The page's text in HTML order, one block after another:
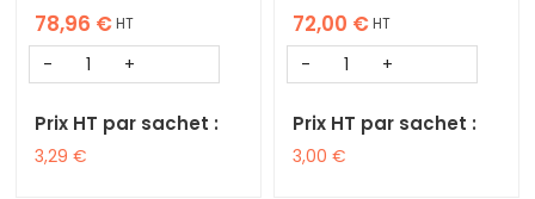
78,96 €HT
Prix HT par sachet :
3,29 €
72,00 €HT
Prix HT par sachet :
3,00 €